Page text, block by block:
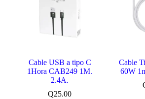
Cable USB a tipo C
1Hora CAB249 1M.
2.4A.
Q25.00
Cable
60W